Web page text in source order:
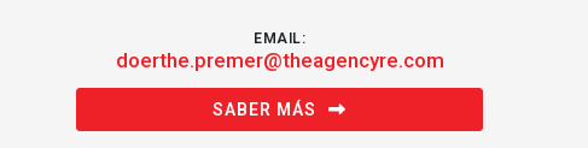
EMAIL:
doerthe.premer@theagencyre.com
SABER MÁS